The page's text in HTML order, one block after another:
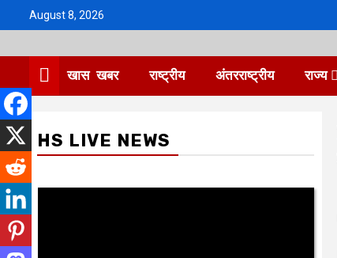
August 8, 2026
खास खबर राष्ट्रीय अंतरराष्ट्रीय राज्य
HS LIVE NEWS